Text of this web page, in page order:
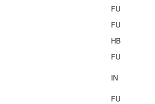
FU
FU
HB
FU
IN
FU